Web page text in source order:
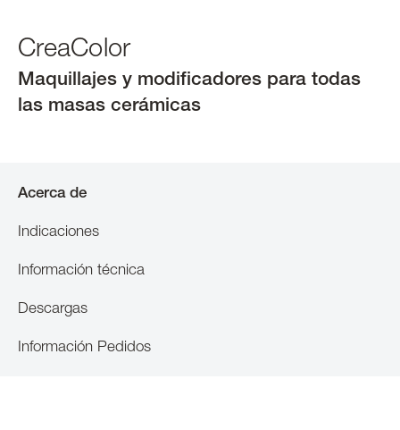
CreaColor
Maquillajes y modificadores para todas
las masas cerámicas
Acerca de
Indicaciones
Información técnica
Descargas
Información Pedidos